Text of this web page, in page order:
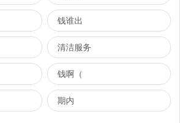
钱谁出
清洁服务
钱啊（
期内